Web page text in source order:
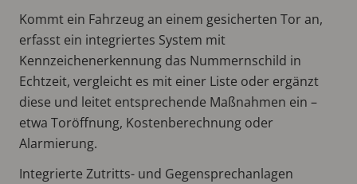
Kommt ein Fahrzeug an einem gesicherten Tor an,
erfasst ein integriertes System mit
Kennzeichenerkennung das Nummernschild in
Echtzeit, vergleicht es mit einer Liste oder ergänzt
diese und leitet entsprechende Maßnahmen ein –
etwa Toröffnung, Kostenberechnung oder
Alarmierung.
Integrierte Zutritts- und Gegensprechanlagen